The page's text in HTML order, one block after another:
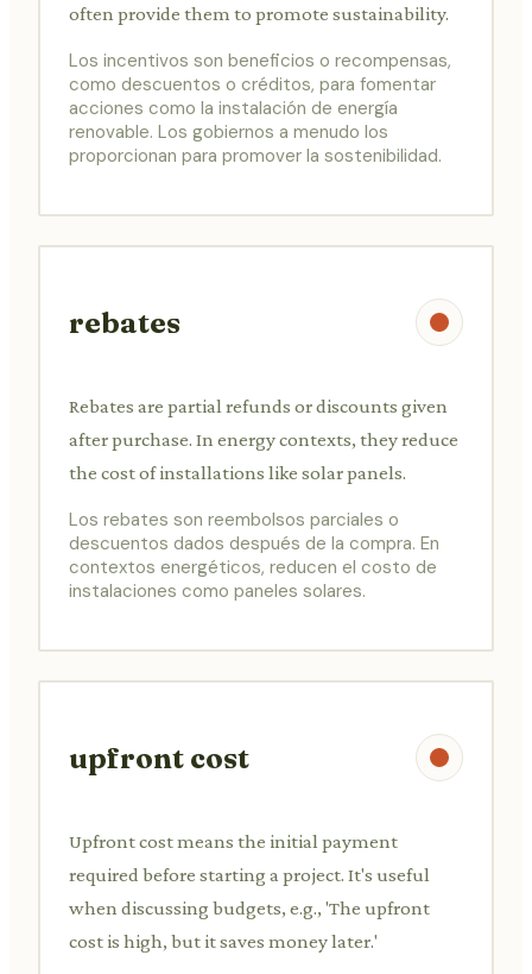
often provide them to promote sustainability.
Los incentivos son beneficios o recompensas,
como descuentos o créditos, para fomentar
acciones como la instalación de energía
renovable. Los gobiernos a menudo los
proporcionan para promover la sostenibilidad.
rebates
Rebates are partial refunds or discounts given
after purchase. In energy contexts, they reduce
the cost of installations like solar panels.
Los rebates son reembolsos parciales o
descuentos dados después de la compra. En
contextos energéticos, reducen el costo de
instalaciones como paneles solares.
upfront cost
Upfront cost means the initial payment
required before starting a project. It's useful
when discussing budgets, e.g., 'The upfront
cost is high, but it saves money later.'